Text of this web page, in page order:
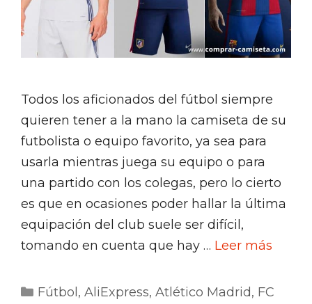
Todos los aficionados del fútbol siempre
quieren tener a la mano la camiseta de su
futbolista o equipo favorito, ya sea para
usarla mientras juega su equipo o para
una partido con los colegas, pero lo cierto
es que en ocasiones poder hallar la última
equipación del club suele ser difícil,
tomando en cuenta que hay … Leer más
Categorías
Fútbol, AliExpress, Atlético Madrid, FC